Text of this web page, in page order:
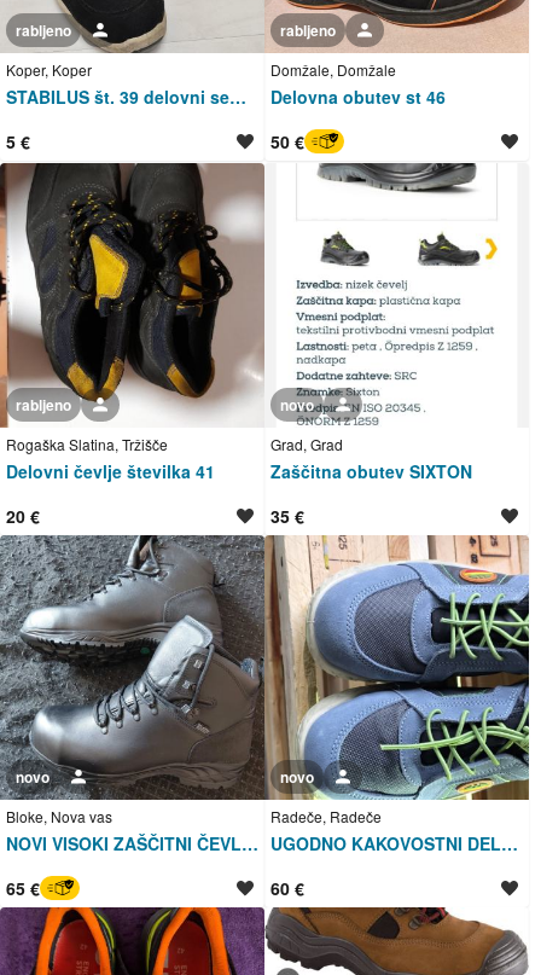
STABILUS št. 39 delovni semiš čevlji pravo usnje
Koper, Koper
rabljeno
5 €
Delovna obutev st 46
Domžale, Domžale
rabljeno
50 €
Delovni čevlje številka 41
Rogaška Slatina, Tržišče
rabljeno
20 €
Zaščitna obutev SIXTON
Grad, Grad
novo
35 €
NOVI VISOKI ZAŠČITNI ČEVLJI 45 Oversafe 160 Z S3
Bloke, Nova vas
novo
65 €
UGODNO KAKOVOSTNI DELOVNI ČEVLJI DIKE 43
Radeče, Radeče
novo
60 €